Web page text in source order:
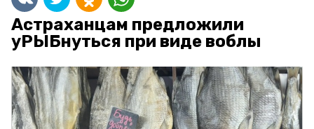
Астраханцам предложили
уРЫБнуться при виде воблы